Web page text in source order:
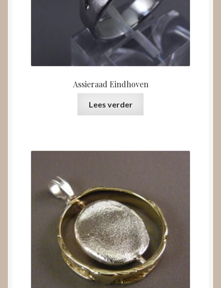
Assieraad Eindhoven
Lees verder